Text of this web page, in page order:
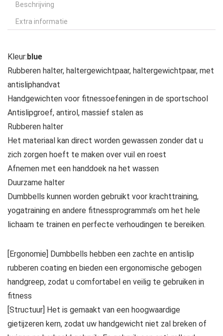
Beschrijving
Extra informatie
Kleur:blue
Rubberen halter, haltergewichtpaar, haltergewichtpaar, met
antisliphandvat
Handgewichten voor fitnessoefeningen in de sportschool
Antislipgroef, antirol, massief stalen as
Rubberen halter
Het materiaal kan direct worden gewassen zonder dat u
zich zorgen hoeft te maken over vuil en roest
Afnemen met een handdoek na het wassen
Duurzame halter
Dumbbells kunnen worden gebruikt voor krachttraining,
yogatraining en andere fitnessprogramma’s om het hele
lichaam te trainen en perfecte verhoudingen te bereiken.
[Ergonomie] Dumbbells hebben een zachte en antislip
rubberen coating en bieden een ergonomische gebogen
handgreep, zodat u comfortabel en veilig te gebruiken in
fitness
[Structuur] Het is gemaakt van een hoogwaardige
gietijzeren kern, zodat uw handgewicht niet zal breken of